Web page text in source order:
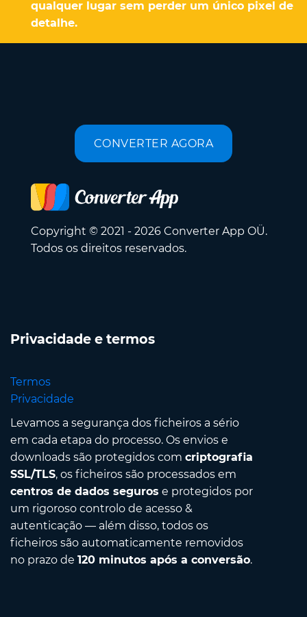
qualquer lugar sem perder um único pixel de
detalhe.
CONVERTER AGORA
Copyright © 2021 - 2026 Converter App OÜ.
Todos os direitos reservados.
Privacidade e termos
Termos
Privacidade
Levamos a segurança dos ficheiros a sério
em cada etapa do processo. Os envios e
downloads são protegidos com criptografia
SSL/TLS, os ficheiros são processados em
centros de dados seguros e protegidos por
um rigoroso controlo de acesso &
autenticação — além disso, todos os
ficheiros são automaticamente removidos
no prazo de 120 minutos após a conversão.